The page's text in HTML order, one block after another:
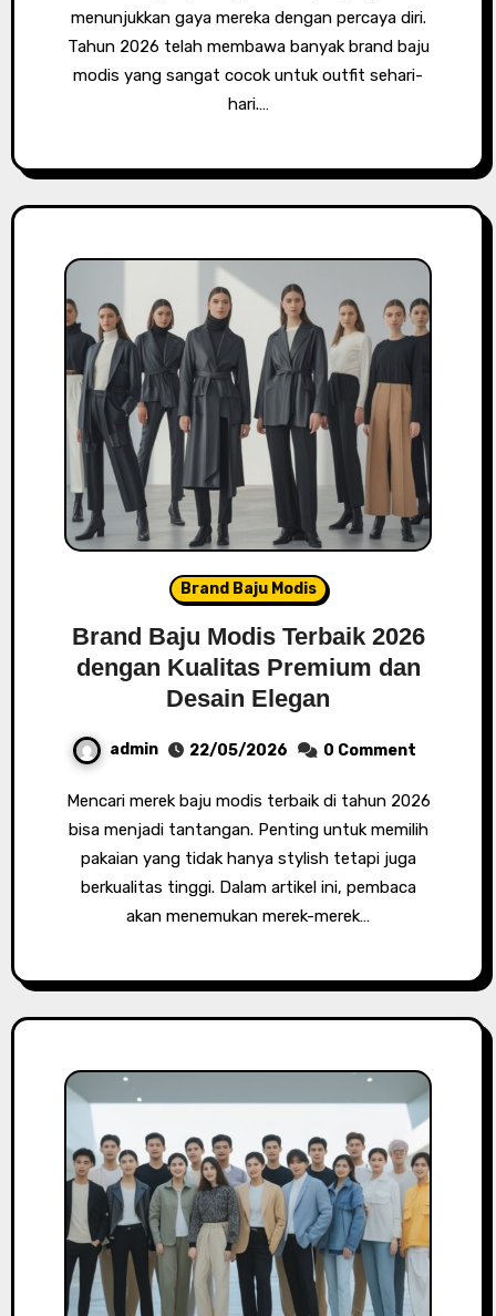
menunjukkan gaya mereka dengan percaya diri.
Tahun 2026 telah membawa banyak brand baju
modis yang sangat cocok untuk outfit sehari-
hari.…
Brand Baju Modis
Brand Baju Modis Terbaik 2026
dengan Kualitas Premium dan
Desain Elegan
admin 22/05/2026 0 Comment
Mencari merek baju modis terbaik di tahun 2026
bisa menjadi tantangan. Penting untuk memilih
pakaian yang tidak hanya stylish tetapi juga
berkualitas tinggi. Dalam artikel ini, pembaca
akan menemukan merek-merek…